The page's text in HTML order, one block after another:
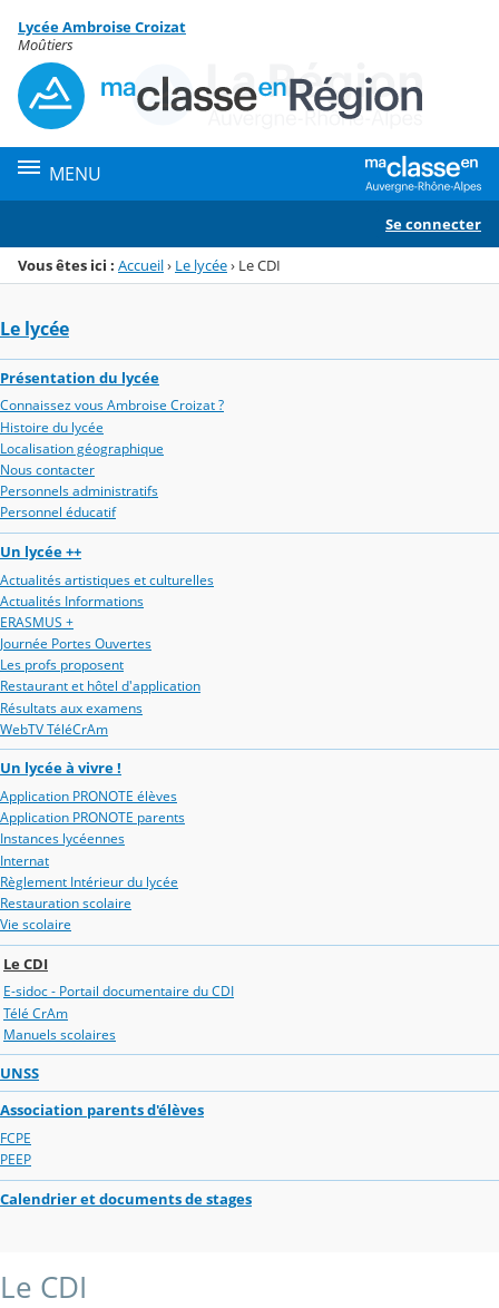
Menu de la rubrique
Contenu
Lycée Ambroise Croizat
Moûtiers
MENU
Se connecter
Vous êtes ici : Accueil› Le lycée› Le CDI
Le lycée
Présentation du lycée
Connaissez vous Ambroise Croizat ?
Histoire du lycée
Localisation géographique
Nous contacter
Personnels administratifs
Personnel éducatif
Un lycée ++
Actualités artistiques et culturelles
Actualités Informations
ERASMUS +
Journée Portes Ouvertes
Les profs proposent
Restaurant et hôtel d'application
Résultats aux examens
WebTV TéléCrAm
Un lycée à vivre !
Application PRONOTE élèves
Application PRONOTE parents
Instances lycéennes
Internat
Règlement Intérieur du lycée
Restauration scolaire
Vie scolaire
Le CDI
E-sidoc - Portail documentaire du CDI
Télé CrAm
Manuels scolaires
UNSS
Association parents d'élèves
FCPE
PEEP
Calendrier et documents de stages
Le CDI